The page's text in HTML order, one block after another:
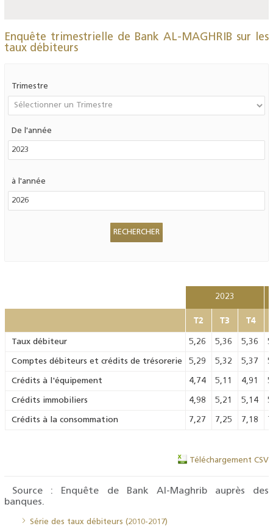
Enquête trimestrielle de Bank AL-MAGHRIB sur les
taux débiteurs
Trimestre
De l'année
à l'année
2023
T2 T3 T4
Taux débiteur 5,26 5,36 5,36
Comptes débiteurs et crédits de trésorerie 5,29 5,32 5,37
Crédits à l'équipement 4,74 5,11 4,91
Crédits immobiliers 4,98 5,21 5,14
Crédits à la consommation 7,27 7,25 7,18
Téléchargement CSV
Source : Enquête de Bank Al-Maghrib auprès des
banques.
Série des taux débiteurs (2010-2017)